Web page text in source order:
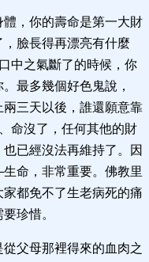
，你的壽命是第一大財
臉長得再漂亮有什麼
中之氣斷了的時候，你
最多幾個好色鬼說，
兩三天以後，誰還願意靠
命沒了，任何其他的財
已經沒法再維持了。因
命，非常重要。佛教里
都免不了生老病死的痛
珍惜。
父母那裡得來的血肉之